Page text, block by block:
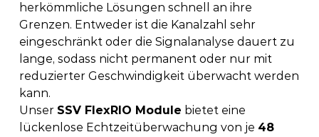
herkömmliche Lösungen schnell an ihre
Grenzen. Entweder ist die Kanalzahl sehr
eingeschränkt oder die Signalanalyse dauert zu
lange, sodass nicht permanent oder nur mit
reduzierter Geschwindigkeit überwacht werden
kann.
Unser SSV FlexRIO Module bietet eine
lückenlose Echtzeitüberwachung von je 48